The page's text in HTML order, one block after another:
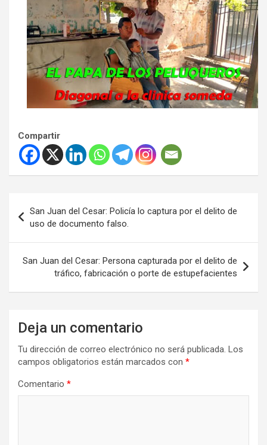
Compartir
de
entradas
San Juan del Cesar: Policía lo captura por el delito de
uso de documento falso.
San Juan del Cesar: Persona capturada por el delito de
tráfico, fabricación o porte de estupefacientes
Deja un comentario
Tu dirección de correo electrónico no será publicada. Los
campos obligatorios están marcados con *
Comentario *